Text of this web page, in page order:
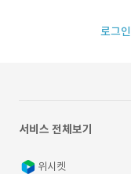
로그인
서비스 전체보기
위시켓